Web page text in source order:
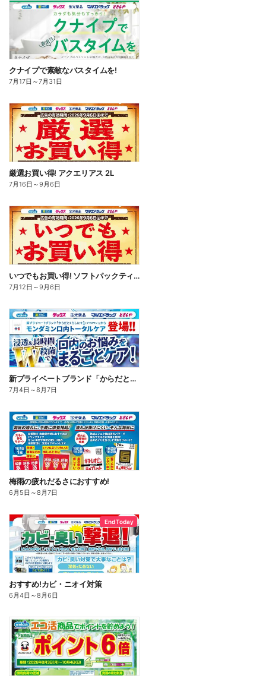
クナイプで素敵なバスタイムを!
7月17日 ～7月31日
厳選お買い得! アクエリアス 2L
7月16日 ～9月6日
いつでもお買い得! ソフトパックティッシュ
7月12日 ～9月6日
新プライベートブランド「からだとくらしに+1(プラスワン)」よりモンダミン口内トータルケア登場!
7月4日 ～8月7日
梅雨の疲れだるさにおすすめ!
6月5日 ～8月7日
End Today
おすすめ!カビ・ニオイ対策
6月4日 ～8月6日